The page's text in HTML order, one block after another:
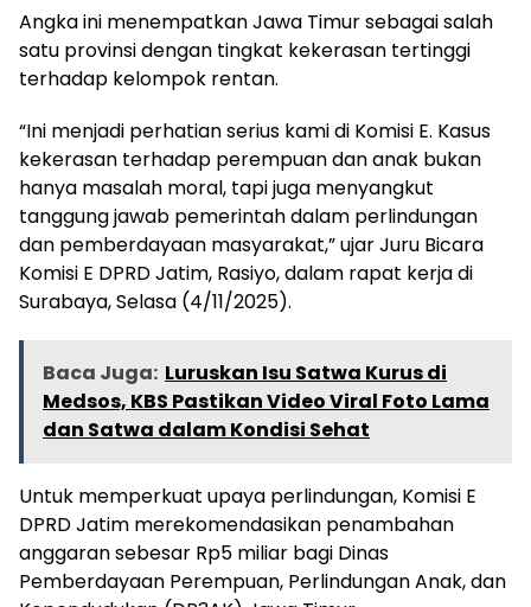
Angka ini menempatkan Jawa Timur sebagai salah
satu provinsi dengan tingkat kekerasan tertinggi
terhadap kelompok rentan.
“Ini menjadi perhatian serius kami di Komisi E. Kasus
kekerasan terhadap perempuan dan anak bukan
hanya masalah moral, tapi juga menyangkut
tanggung jawab pemerintah dalam perlindungan
dan pemberdayaan masyarakat,” ujar Juru Bicara
Komisi E DPRD Jatim, Rasiyo, dalam rapat kerja di
Surabaya, Selasa (4/11/2025).
Baca Juga: Luruskan Isu Satwa Kurus di
Medsos, KBS Pastikan Video Viral Foto Lama
dan Satwa dalam Kondisi Sehat
Untuk memperkuat upaya perlindungan, Komisi E
DPRD Jatim merekomendasikan penambahan
anggaran sebesar Rp5 miliar bagi Dinas
Pemberdayaan Perempuan, Perlindungan Anak, dan